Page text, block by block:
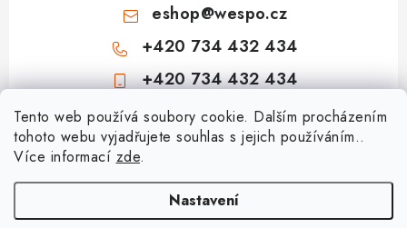
Tento web používá soubory cookie. Dalším procházením
tohoto webu vyjadřujete souhlas s jejich používáním..
Více informací zde.
Nastavení
eshop@wespo.cz
+420 734 432 434
+420 734 432 434
Informace pro vás